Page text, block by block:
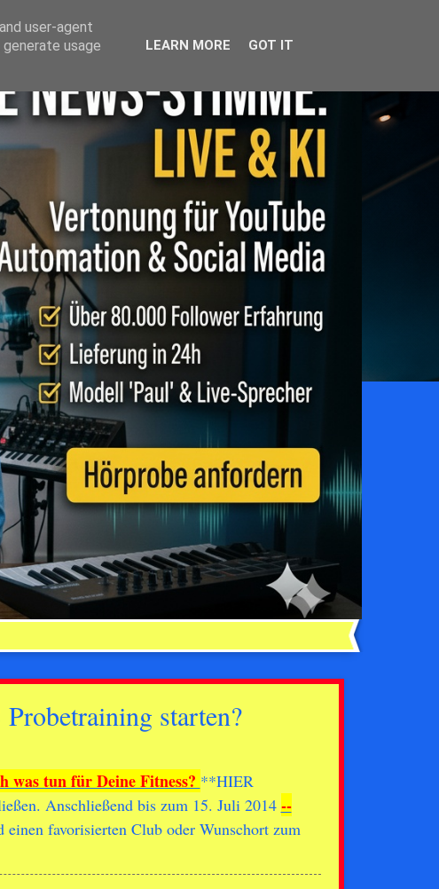
starten?
was tun für Deine Fitness? **HIER
Anschließend bis zum 15. Juli 2014 --
favorisierten Club oder Wunschort zum
user-agent
usage
LEARN MORE GOT IT